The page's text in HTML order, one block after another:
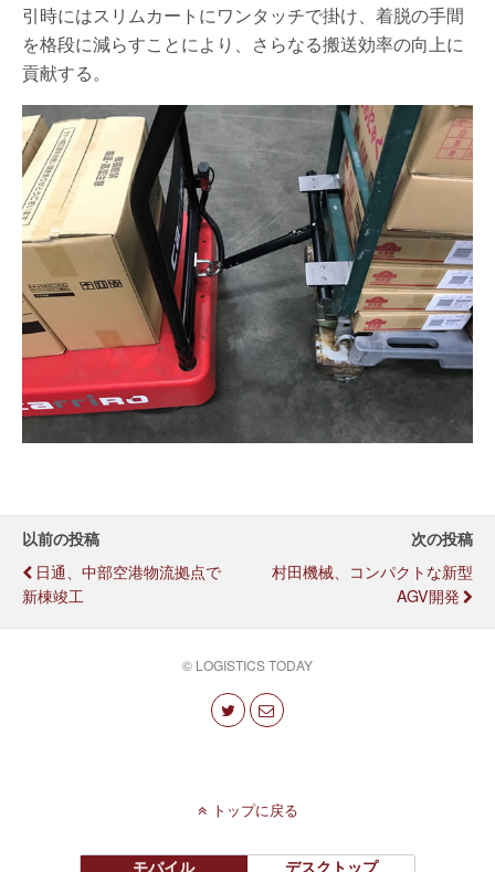
引時にはスリムカートにワンタッチで掛け、着脱の手間
を格段に減らすことにより、さらなる搬送効率の向上に
貢献する。
以前の投稿
日通、中部空港物流拠点で
新棟竣工
次の投稿
村田機械、コンパクトな新型
AGV開発
© LOGISTICS TODAY
トップに戻る
モバイル デスクトップ